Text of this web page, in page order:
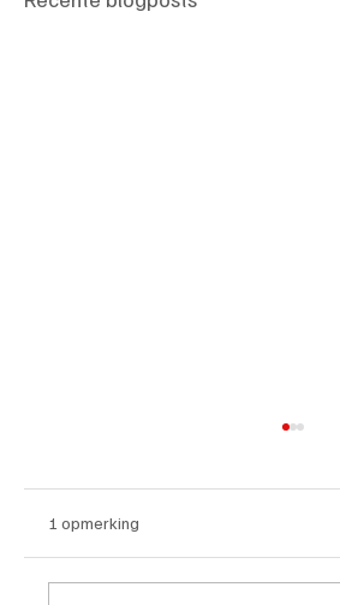
1 opmerking